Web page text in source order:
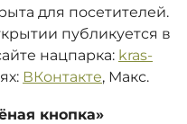
для посетителей.
публикуется в
нацпарка: kras-
ВКонтакте, Макс.
кнопка»